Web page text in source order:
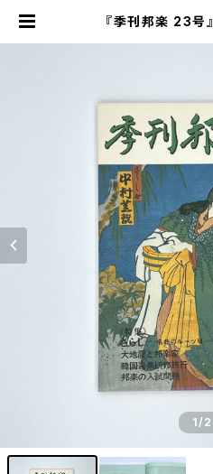
『季刊邦楽 23号
1/2